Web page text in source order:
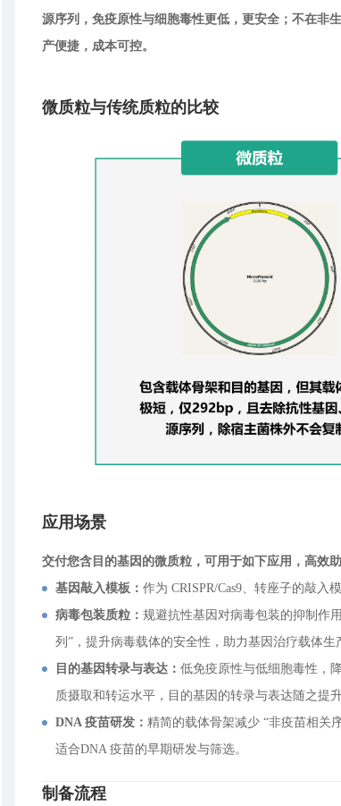
源序列，免疫原性与细胞毒性更低，更安全；不在非
产便捷，成本可控。
微质粒与传统质粒的比较
应用场景
交付您含目的基因的微质粒，可用于如下应用，高效
基因敲入模板： 作为 CRISPR/Cas9、转座子的敲入
病毒包装质粒： 规避抗性基因对病毒包装的抑制作
列”，提升病毒载体的安全性，助力基因治疗载体生
目的基因转录与表达： 低免疫原性与低细胞毒性，
质摄取和转运水平，目的基因的转录与表达随之提升
DNA 疫苗研发： 精简的载体骨架减少 “非疫苗相关
适合DNA 疫苗的早期研发与筛选。
制备流程